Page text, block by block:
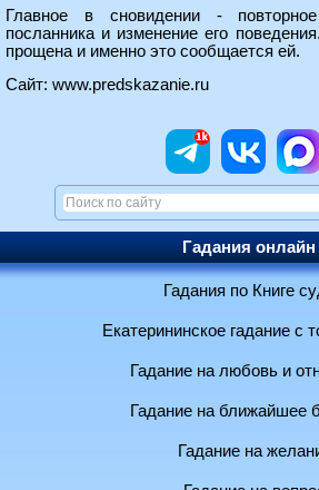
Главное в сновидении -
посланника и изменение его
прощена и именно это сообщается ей.
Сайт: www.predskazanie.ru
Гадания онлайн
Гадания по Книге
Екатерининское гадание с
Гадание на любовь и
Гадание на ближайшее
Гадание на